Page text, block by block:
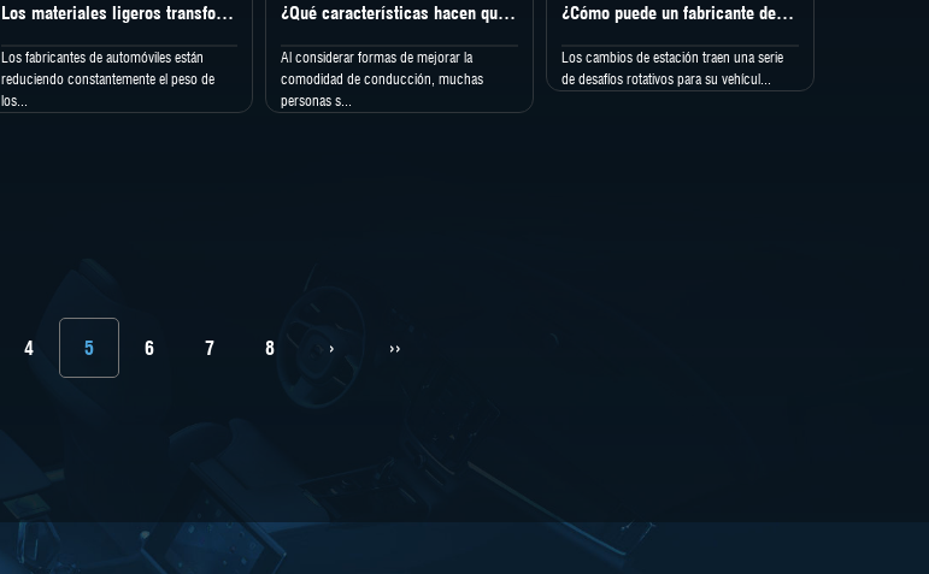
Los materiales ligeros transforman el diseño moderno de las fundas para asientos de automóviles
Los fabricantes de automóviles están
reduciendo constantemente el peso de
los...
¿Qué características hacen que los productos de una fábrica de cojines para asientos sean únicos?
Al considerar formas de mejorar la
comodidad de conducción, muchas
personas s...
¿Cómo puede un fabricante de fundas para automóviles proteger su automóvil de las estaciones?
Los cambios de estación traen una serie
de desafíos rotativos para su vehícul...
4 5 6 7 8 › ››